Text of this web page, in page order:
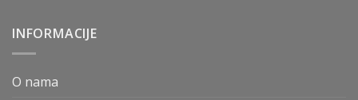
INFORMACIJE
O nama